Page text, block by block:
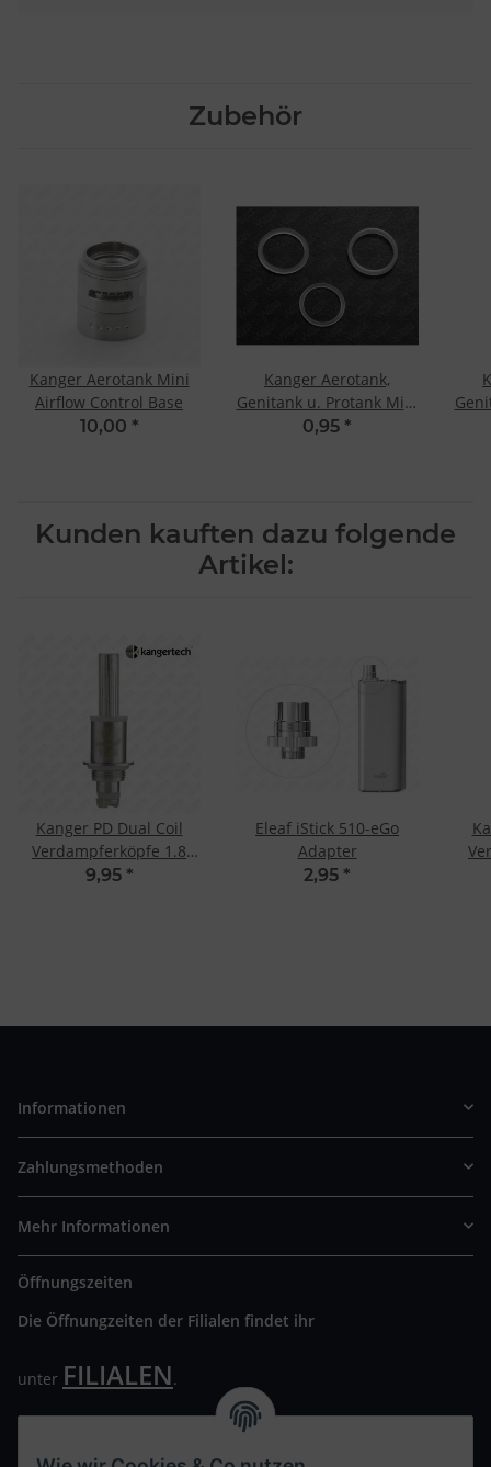
Zubehör
Kanger Aerotank Mini
Airflow Control Base
10,00 *
Kanger Aerotank,
Genitank u. Protank Mini
Ersatzdichtungen
0,95 *
Kunden kauften dazu folgende
Artikel:
Kanger PD Dual Coil
Verdampferköpfe 1.8
Ohm (5 Stk.)
9,95 *
Eleaf iStick 510-eGo
Adapter
2,95 *
Informationen
Zahlungsmethoden
Mehr Informationen
Öffnungszeiten
Die Öffnungzeiten der Filialen findet ihr
unter FILIALEN.
Wir freuen uns auf Euren Besuch. Bitte beachtet die